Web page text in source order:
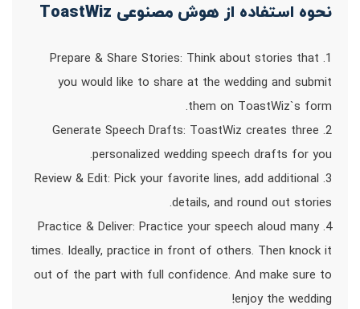
نحوه استفاده از هوش مصنوعی ToastWiz
1. Prepare & Share Stories: Think about stories that
you would like to share at the wedding and submit
them on ToastWiz`s form.
2. Generate Speech Drafts: ToastWiz creates three
personalized wedding speech drafts for you.
3. Review & Edit: Pick your favorite lines, add additional
details, and round out stories.
4. Practice & Deliver: Practice your speech aloud many
times. Ideally, practice in front of others. Then knock it
out of the part with full confidence. And make sure to
enjoy the wedding!